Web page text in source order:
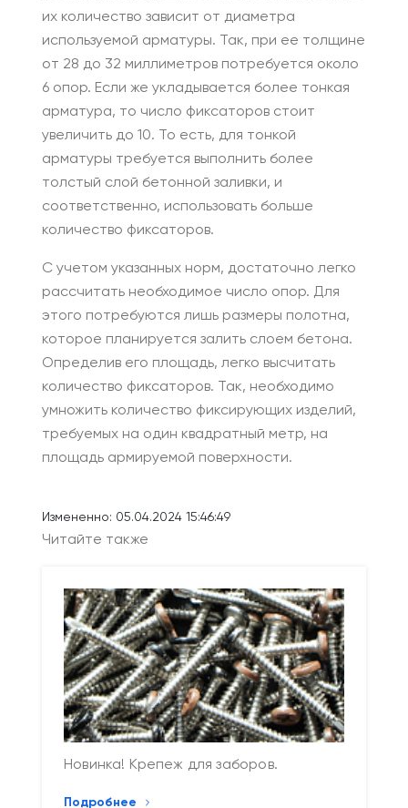
их количество зависит от диаметра
используемой арматуры. Так, при ее толщине
от 28 до 32 миллиметров потребуется около
6 опор. Если же укладывается более тонкая
арматура, то число фиксаторов стоит
увеличить до 10. То есть, для тонкой
арматуры требуется выполнить более
толстый слой бетонной заливки, и
соответственно, использовать больше
количество фиксаторов.
С учетом указанных норм, достаточно легко
рассчитать необходимое число опор. Для
этого потребуются лишь размеры полотна,
которое планируется залить слоем бетона.
Определив его площадь, легко высчитать
количество фиксаторов. Так, необходимо
умножить количество фиксирующих изделий,
требуемых на один квадратный метр, на
площадь армируемой поверхности.
Измененно: 05.04.2024 15:46:49
Читайте также
Новинка! Крепеж для заборов.
Подробнее